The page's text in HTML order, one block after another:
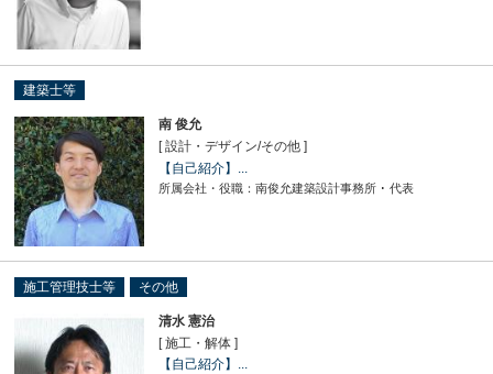
建築士等
南 俊允
[ 設計・デザイン/その他 ]
【自己紹介】...
所属会社・役職：南俊允建築設計事務所 ･ 代表
施工管理技士等 その他
清水 憲治
[ 施工・解体 ]
【自己紹介】...